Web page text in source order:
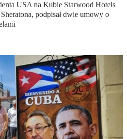
USA na Kubie Starwood Hotels
podpisał dwie umowy o